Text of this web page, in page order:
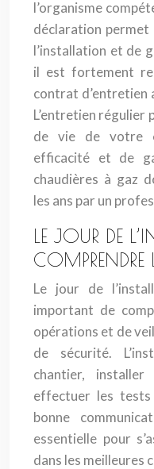
l’organisme
déclaration
l’installation et de
il est fortement
contrat d’entretien
L’entretien régulier
de vie de votre
efficacité et de
chaudières à gaz
les ans par un
LE JOUR DE
COMPRENDRE
Le jour de
important de
opérations et de
de sécurité.
chantier,
effectuer les
bonne
essentielle pour
dans les meilleures